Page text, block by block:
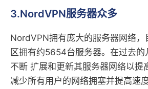
3.NordVPN服务器众多
NordVPN拥有庞大的服务器网络
区拥有约5654台服务器。在过去
不断 扩展和更新其服务器网络以提
减少所有用户的网络拥塞并提高速